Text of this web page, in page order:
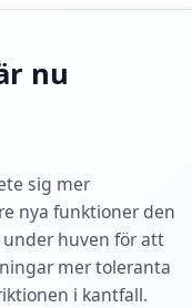
nu
sig mer
nya funktioner den
huven för att
mer toleranta
i kantfall.